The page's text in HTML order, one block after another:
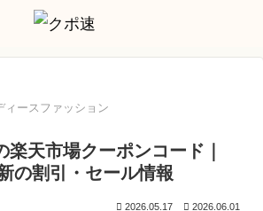
ィースファッション
天市場クーポンコード｜
の割引・セール情報
2026.05.17 2026.06.01